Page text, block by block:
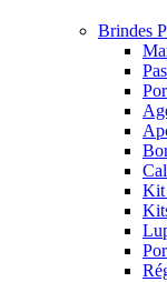
Brindes
Kit